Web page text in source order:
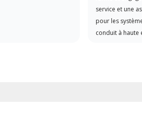
service et une
pour les
conduit à haute